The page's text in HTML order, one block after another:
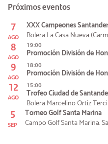
Próximos eventos
7
AGO
XXX Campeones Santander
Bolera La Casa Nueva
8
AGO
19:00
Promoción División de
9
AGO
18:00
Promoción División de
12
AGO
15:00
Trofeo Ciudad de
Bolera Marcelino Ortiz
5
SEP
Torneo Golf Santa Marina
Campo Golf Santa Marina.